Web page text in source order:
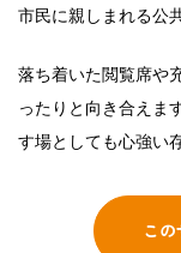
市民に親しまれる公
落ち着いた閲覧席や
ったりと向き合えま
す場としても心強い
こ